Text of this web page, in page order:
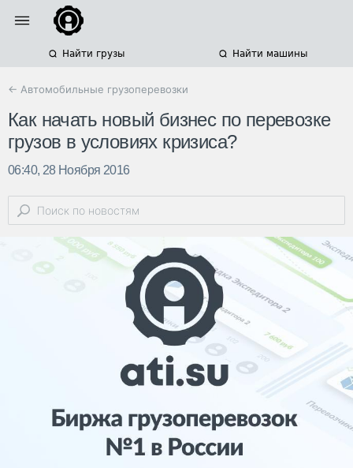
Найти грузы Найти машины
← Автомобильные грузоперевозки
Как начать новый бизнес по перевозке
грузов в условиях кризиса?
06:40, 28 Ноября 2016